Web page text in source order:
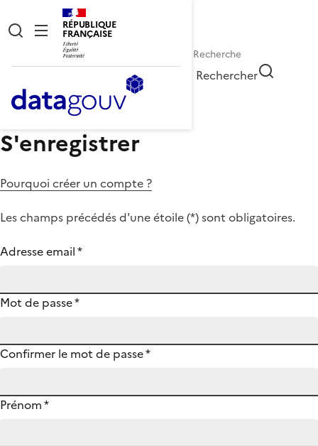
RÉPUBLIQUE
FRANÇAISE
Rechercher
S'enregistrer
Pourquoi créer un compte ?
Les champs précédés d'une étoile (*) sont obligatoires.
Adresse email*
Mot de passe*
Confirmer le mot de passe*
Prénom*